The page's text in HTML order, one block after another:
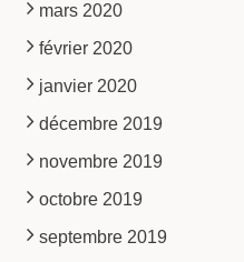
mars 2020
février 2020
janvier 2020
décembre 2019
novembre 2019
octobre 2019
septembre 2019